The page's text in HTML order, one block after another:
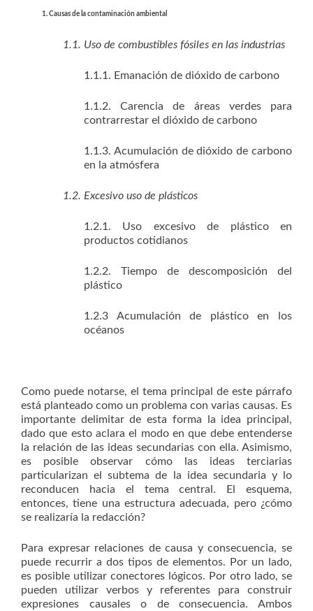
1. Causas de la contaminación ambiental
1.1. Uso de combustibles fósiles en las industrias
1.1.1. Emanación de dióxido de carbono
1.1.2. Carencia de áreas verdes para
contrarrestar el dióxido de carbono
1.1.3. Acumulación de dióxido de carbono
en la atmósfera
1.2. Excesivo uso de plásticos
1.2.1. Uso excesivo de plástico en
productos cotidianos
1.2.2. Tiempo de descomposición del
plástico
1.2.3 Acumulación de plástico en los
océanos
Como puede notarse, el tema principal de este párrafo
está planteado como un problema con varias causas. Es
importante delimitar de esta forma la idea principal,
dado que esto aclara el modo en que debe entenderse
la relación de las ideas secundarias con ella. Asimismo,
es posible observar cómo las ideas terciarias
particularizan el subtema de la idea secundaria y lo
reconducen hacia el tema central. El esquema,
entonces, tiene una estructura adecuada, pero ¿cómo
se realizaría la redacción?
Para expresar relaciones de causa y consecuencia, se
puede recurrir a dos tipos de elementos. Por un lado,
es posible utilizar conectores lógicos. Por otro lado, se
pueden utilizar verbos y referentes para construir
expresiones causales o de consecuencia. Ambos